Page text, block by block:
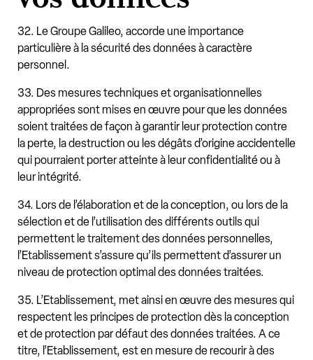
32. Le Groupe Galileo, accorde une importance
particulière à la sécurité des données à caractère
personnel.
33. Des mesures techniques et organisationnelles
appropriées sont mises en œuvre pour que les données
soient traitées de façon à garantir leur protection contre
la perte, la destruction ou les dégâts d’origine accidentelle
qui pourraient porter atteinte à leur confidentialité ou à
leur intégrité.
34. Lors de l’élaboration et de la conception, ou lors de la
sélection et de l’utilisation des différents outils qui
permettent le traitement des données personnelles,
l’Etablissement s’assure qu’ils permettent d’assurer un
niveau de protection optimal des données traitées.
35. L’Etablissement, met ainsi en œuvre des mesures qui
respectent les principes de protection dès la conception
et de protection par défaut des données traitées. A ce
titre, l’Etablissement, est en mesure de recourir à des